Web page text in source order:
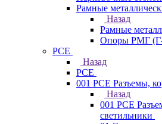
Рамные
Назад
Рамные
Опоры РМГ (Г-
PCE
Назад
PCE
001 PCE Разъемы,
Назад
001 PCE
светильники